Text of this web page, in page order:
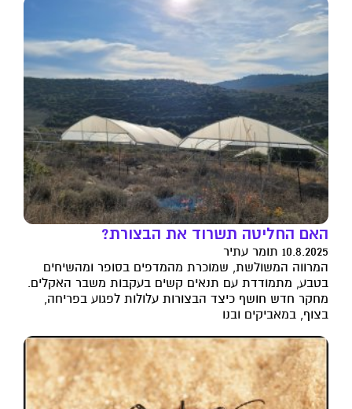
האם החליטה תשרוד את הבצורת?
10.8.2025 תומר עתיר
המרווה המשולשת, שמוכרת מהמדפים בסופר ומהשיחים
בטבע, מתמודדת עם תנאים קשים בעקבות משבר האקלים.
מחקר חדש חושף כיצד הבצורות עלולות לפגוע בפריחה,
בצוף, במאביקים ובנו